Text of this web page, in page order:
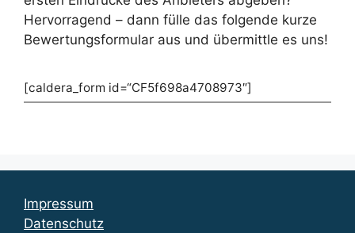
Hervorragend – dann fülle das folgende kurze
Bewertungsformular aus und übermittle es uns!
[caldera_form id=“CF5f698a4708973″]
Impressum
Datenschutz